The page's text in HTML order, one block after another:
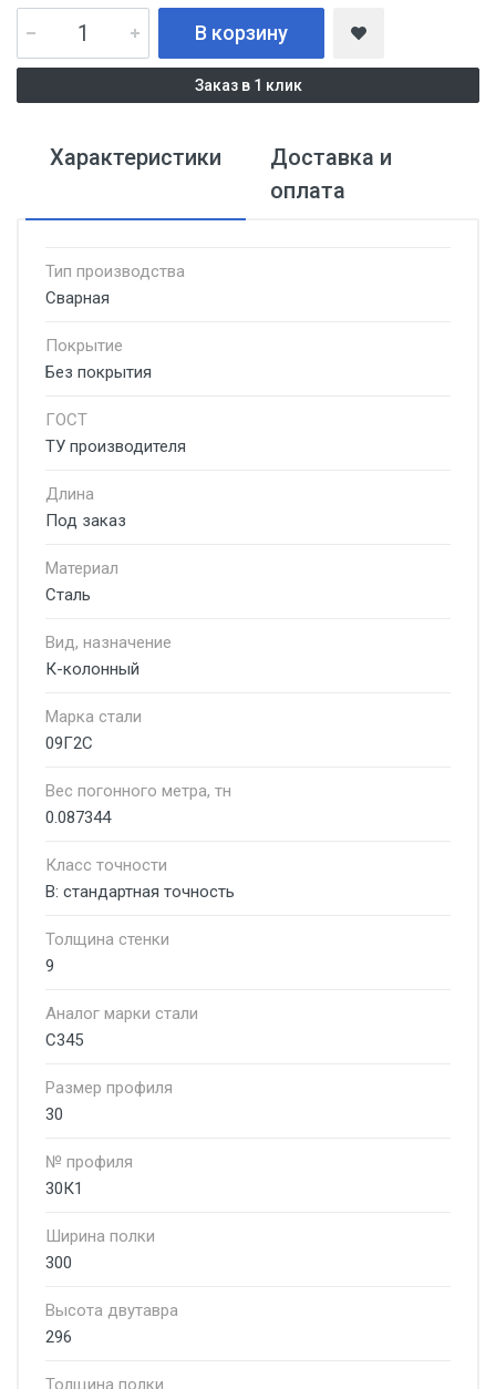
В корзину
Заказ в 1 клик
Характеристики
Доставка и
оплата
Тип производства
Сварная
Покрытие
Без покрытия
ГОСТ
ТУ производителя
Длина
Под заказ
Материал
Сталь
Вид, назначение
К-колонный
Марка стали
09Г2С
Вес погонного метра, тн
0.087344
Класс точности
В: стандартная точность
Толщина стенки
9
Аналог марки стали
С345
Размер профиля
30
№ профиля
30К1
Ширина полки
300
Высота двутавра
296
Толщина полки